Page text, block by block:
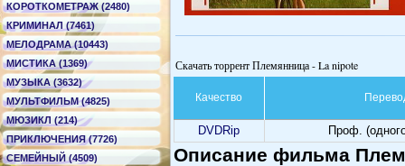
КОРОТКОМЕТРАЖ (2480)
КРИМИНАЛ (7461)
МЕЛОДРАМА (10443)
МИСТИКА (1369)
МУЗЫКА (3632)
МУЛЬТФИЛЬМ (4825)
МЮЗИКЛ (214)
ПРИКЛЮЧЕНИЯ (7726)
СЕМЕЙНЫЙ (4509)
Скачать торрент Племянница - La nipote
Качество
DVDRip Проф.
Описание фильма